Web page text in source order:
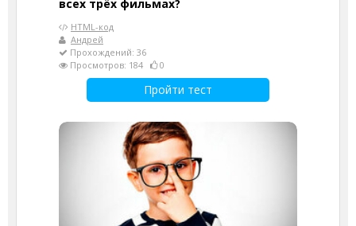
всех трёх фильмах?
HTML-код
Андрей
Прохождений: 36
Просмотров: 184
0
Пройти тест